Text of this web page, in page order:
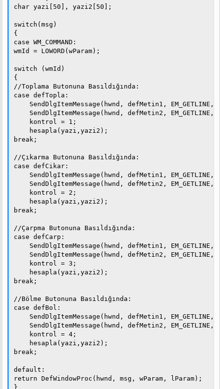
char yazi[50], yazi2[50];
switch(msg)
{
case WM_COMMAND:
wmId = LOWORD(wParam);
switch (wmId)
{
//Toplama Butonuna Basıldığında:
case defTopla:
SendDlgItemMessage(hwnd, defMetin1, EM_GETLINE,
SendDlgItemMessage(hwnd, defMetin2, EM_GETLINE,
    kontrol = 1;
    hesapla(yazi,yazi2);
break;
//Çıkarma Butonuna Basıldığında:
case defCikar:
SendDlgItemMessage(hwnd, defMetin1, EM_GETLINE,
SendDlgItemMessage(hwnd, defMetin2, EM_GETLINE,
    kontrol = 2;
    hesapla(yazi,yazi2);
break;
//Çarpma Butonuna Basıldığında:
case defCarp:
SendDlgItemMessage(hwnd, defMetin1, EM_GETLINE,
SendDlgItemMessage(hwnd, defMetin2, EM_GETLINE,
    kontrol = 3;
    hesapla(yazi,yazi2);
break;
//Bölme Butonuna Basıldığında:
case defBol:
SendDlgItemMessage(hwnd, defMetin1, EM_GETLINE,
SendDlgItemMessage(hwnd, defMetin2, EM_GETLINE,
    kontrol = 4;
    hesapla(yazi,yazi2);
break;
default:
return DefWindowProc(hwnd, msg, wParam, lParam);
}